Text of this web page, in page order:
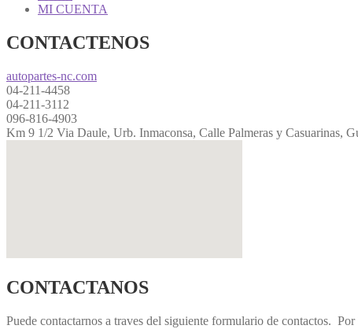
MI CUENTA
CONTACTENOS
autopartes-nc.com
04-211-4458
04-211-3112
096-816-4903
Km 9 1/2 Via Daule, Urb. Inmaconsa, Calle Palmeras y Casuarinas,
CONTACTANOS
Puede contactarnos a traves del siguiente formulario de contactos.